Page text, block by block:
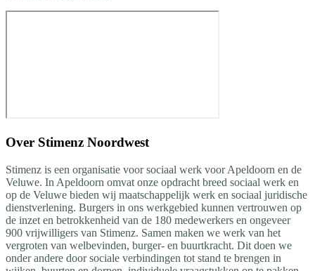
Over Stimenz Noordwest
Stimenz is een organisatie voor sociaal werk voor Apeldoorn en de
Veluwe. In Apeldoorn omvat onze opdracht breed sociaal werk en
op de Veluwe bieden wij maatschappelijk werk en sociaal juridische
dienstverlening. Burgers in ons werkgebied kunnen vertrouwen op
de inzet en betrokkenheid van de 180 medewerkers en ongeveer
900 vrijwilligers van Stimenz. Samen maken we werk van het
vergroten van welbevinden, burger- en buurtkracht. Dit doen we
onder andere door sociale verbindingen tot stand te brengen in